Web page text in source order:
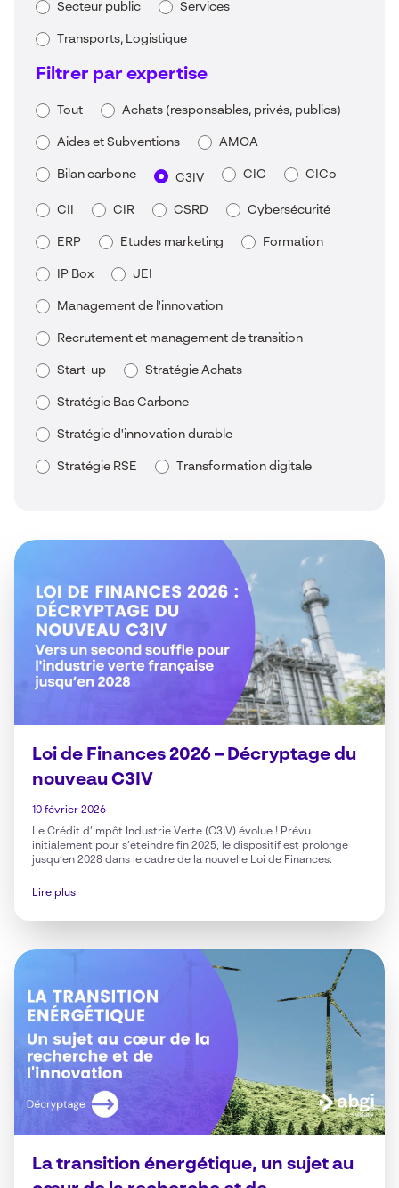
Secteur public Services
Transports, Logistique
Filtrer par expertise
Tout Achats (responsables, privés, publics)
Aides et Subventions AMOA
Bilan carbone C3IV CIC CICo
CII CIR CSRD Cybersécurité
ERP Etudes marketing Formation
IP Box JEI
Management de l'innovation
Recrutement et management de transition
Start-up Stratégie Achats
Stratégie Bas Carbone
Stratégie d'innovation durable
Stratégie RSE Transformation digitale
Loi de Finances 2026 – Décryptage du
nouveau C3IV
10 février 2026
Le Crédit d’Impôt Industrie Verte (C3IV) évolue ! Prévu
initialement pour s’éteindre fin 2025, le dispositif est prolongé
jusqu’en 2028 dans le cadre de la nouvelle Loi de Finances.
Lire plus
La transition énergétique, un sujet au